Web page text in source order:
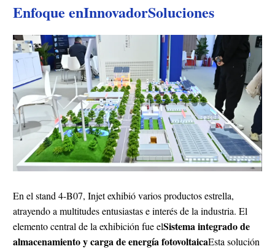
Enfoque enInnovadorSoluciones
En el stand 4-B07, Injet exhibió varios productos estrella,
atrayendo a multitudes entusiastas e interés de la industria. El
elemento central de la exhibición fue elSistema integrado de
almacenamiento y carga de energía fotovoltaicaEsta solución